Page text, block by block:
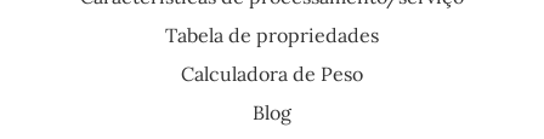
Tabela de propriedades
Calculadora de Peso
Blog